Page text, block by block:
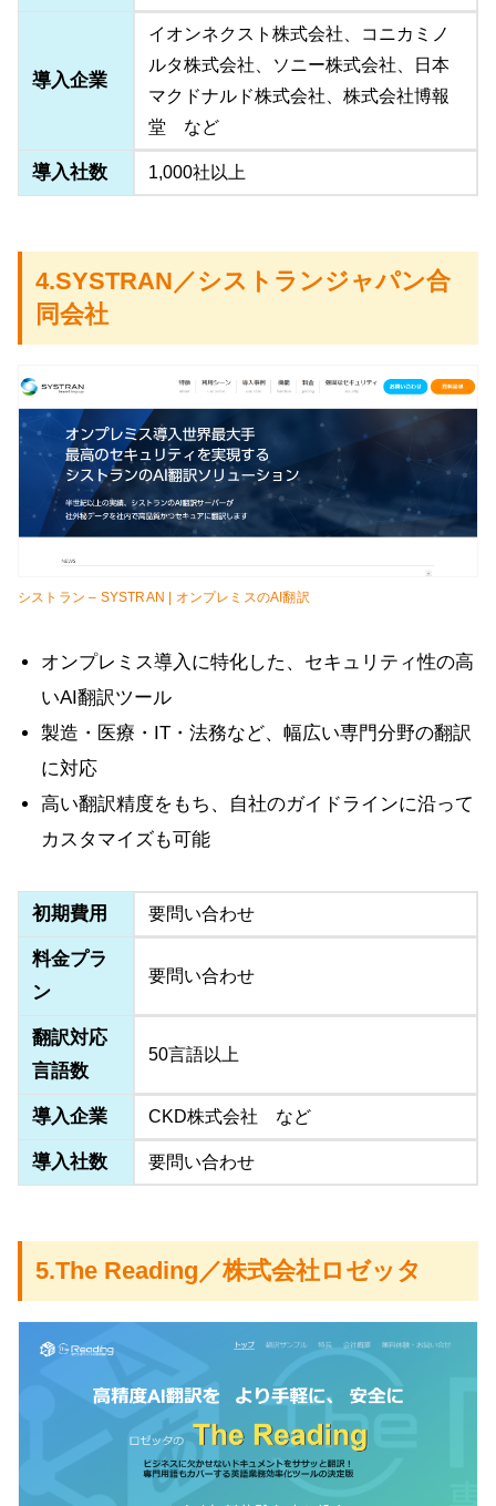
導入企業
イオンネクスト株式会社、コニカミノ
ルタ株式会社、ソニー株式会社、日本
マクドナルド株式会社、株式会社博報
堂 など
導入社数 1,000社以上
4.SYSTRAN／シストランジャパン合
同会社
シストラン – SYSTRAN | オンプレミスのAI翻訳
オンプレミス導入に特化した、セキュリティ性の高
いAI翻訳ツール
製造・医療・IT・法務など、幅広い専門分野の翻訳
に対応
高い翻訳精度をもち、自社のガイドラインに沿って
カスタマイズも可能
初期費用 要問い合わせ
料金プラ
ン
要問い合わせ
翻訳対応
言語数
50言語以上
導入企業 CKD株式会社 など
導入社数 要問い合わせ
5.The Reading／株式会社ロゼッタ